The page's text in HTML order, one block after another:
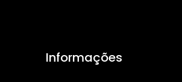
Informações